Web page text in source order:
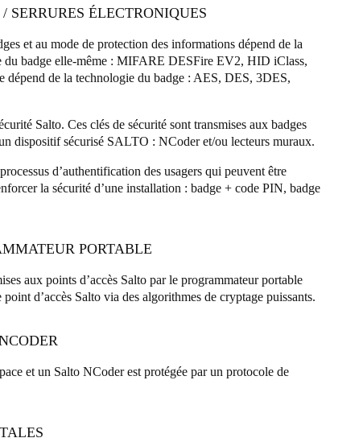
ÉLECTRONIQUES
et au mode de protection des informations dépend de la
du badge elle-même : MIFARE DESFire EV2, HID iClass,
dépend de la technologie du badge : AES, DES, 3DES,
Salto. Ces clés de sécurité sont transmises aux badges
dispositif sécurisé SALTO : NCoder et/ou lecteurs muraux.
d’authentification des usagers qui peuvent être
la sécurité d’une installation : badge + code PIN, badge
PORTABLE
aux points d’accès Salto par le programmateur portable
d’accès Salto via des algorithmes de cryptage puissants.
et un Salto NCoder est protégée par un protocole de